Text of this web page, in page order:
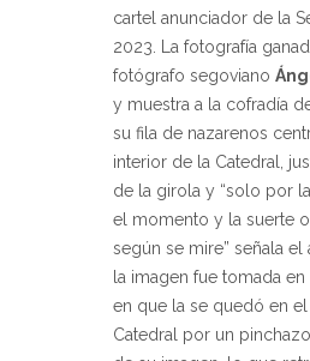
cartel anunciador de la
2023. La fotografía
fotógrafo segoviano
y muestra a la cofradía
su fila de nazarenos
interior de la Catedral,
de la girola y “solo por
el momento y la suerte o
según se mire” señala
la imagen fue tomada
en que la se quedó en
Catedral por un